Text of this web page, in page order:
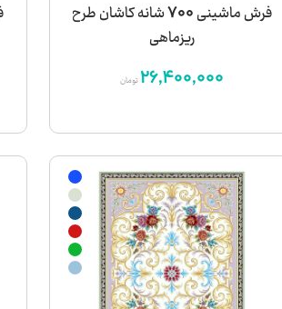
فرش ماشینی 700 شانه کاشان طرح
ریزماهی
26,400,000تومان